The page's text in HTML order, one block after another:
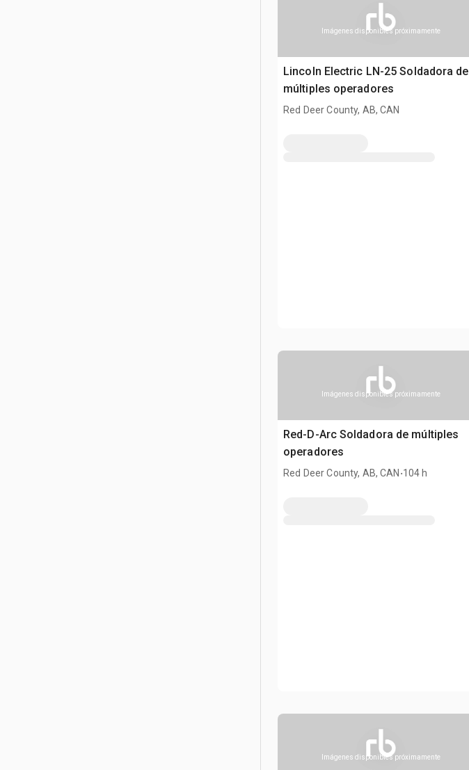
Imágenes disponibles próximamente
Lincoln Electric LN-25 Soldadora de
múltiples operadores
Red Deer County, AB, CAN
Imágenes disponibles próximamente
Red-D-Arc Soldadora de múltiples
operadores
Red Deer County, AB, CAN .104 h
Imágenes disponibles próximamente